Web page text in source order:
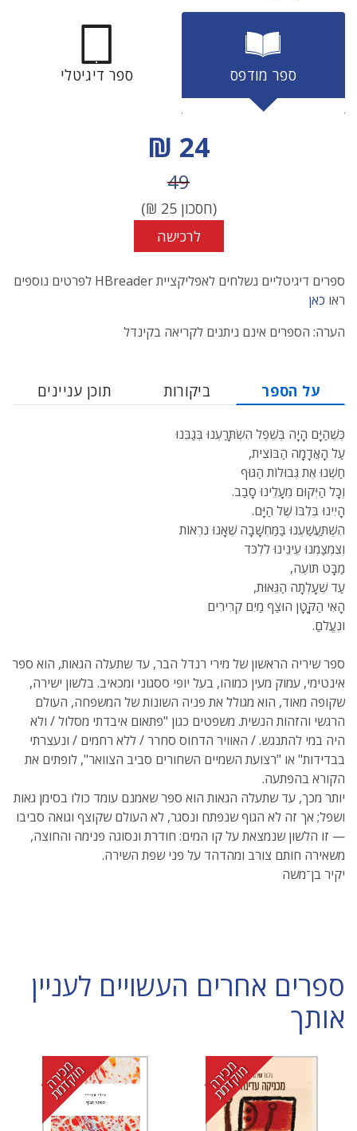
ספר מודפס ספר דיגיטלי
מחיר הנחה
24 ₪
מחיר לפני הנחה
49
(חסכון25
₪)
לרכישה
ספרים דיגיטליים נשלחים לאפליקציית HBreader לפרטים נוספים
ראו כאן
הערה: הספרים אינם ניתנים לקריאה בקינדל
על הספר ביקורות תוכן עניינים
כְּשֶׁהַיָּם הָיָה בְּשֵׁפֶל הִשְׂתָּרַעְנוּ בְּגַבֵּנוּ
עַל הָאֲדָמָה הַבּוֹצִית,
חַשְׁנוּ אֶת גְּבוּלוֹת הַגּוּף
וְכָל הַיְּקוּם מֵעָלֵינוּ סָבַב.
הָיִינוּ בְּלִבּוֹ שֶׁל הַיָּם.
הִשְׁתַּעֲשַׁעְנוּ בַּמַּחְשָׁבָה שֶׁאָנוּ נִרְאוֹת
וְצִמְצַמְנוּ עֵינֵינוּ לִלְכֹּד
מַבָּט תּוֹעֶה,
עַד שֶׁעָלְתָה הַגֵּאוּת,
הָאִי הַקָּטָן הוּצַף מַיִם קְרִירִים
ונְעֱֶלםַ.
ספר שיריה הראשון של מירי רנדל הבר, עד שתעלה הגאות, הוא ספר
אינטימי, עמוק מעין כמוהו, בעל יופי ססגוני ומכאיב. בלשון ישירה,
שקופה מאוד, הוא מגולל את פניה השונות של המשפחה, העולם
הרגשי והזהות הנשית. משפטים כגון "פתאום איבדתי מסלול / ולא
היה במי להתנגש. / האוויר הדחוס סחרר / ללא רחמים / ונעצרתי
בבדידות" או "רצועת השמיים השחורים סביב הצוואר", לופתים את
הקורא בהפתעה.
יותר מכך, עד שתעלה הגאות הוא ספר שאמנם עומד כולו בסימן גאות
ושפל; אך זה לא הגוף שנפתח ונסגר, לא העולם שקוצף וגואה סביבו
— זו הלשון שנמצאת על קו המים: חודרת ונסוגה פנימה והחוצה,
משאירה חותם צורב ומהדהד על פני שפת השירה.
יקיר בן־משה
ספרים אחרים העשויים לעניין
אותך
מ
כ
י
ר
ה
מ
ו
ק
ד
מ
ת מ
כ
י
ר
ה
מ
ו
ק
ד
מ
ת